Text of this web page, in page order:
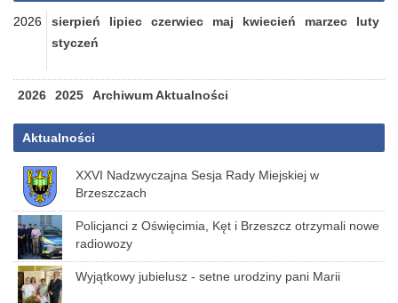
2026 sierpień lipiec czerwiec maj kwiecień marzec
luty
styczeń
2026 2025 Archiwum Aktualności
Aktualności
XXVI Nadzwyczajna Sesja Rady Miejskiej w
Brzeszczach
Policjanci z Oświęcimia, Kęt i Brzeszcz otrzymali nowe
radiowozy
Wyjątkowy jubielusz - setne urodziny pani Marii